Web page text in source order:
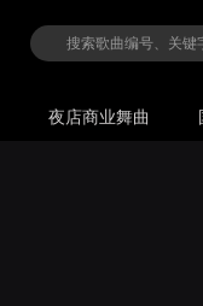
夜店商业舞曲